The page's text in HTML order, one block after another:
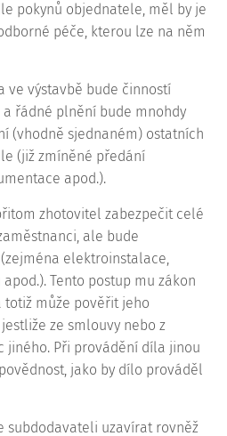
pokynů objednatele, měl by je
péče, kterou lze na něm
ve výstavbě bude činností
řádné plnění bude mnohdy
(vhodně sjednaném) ostatních
(již zmíněné předání
apod.).
zhotovitel zabezpečit celé
ale bude
elektroinstalace,
Tento postup mu zákon
může pověřit jeho
ze smlouvy nebo z
jiného. Při provádění díla jinou
jako by dílo prováděl
subdodavateli uzavírat rovněž